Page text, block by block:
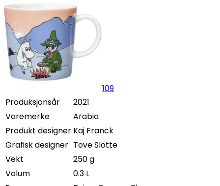
109
Produksjonsår
2021
Varemerke
Arabia
Produkt designer Kaj Franck
Grafisk designer Tove Slotte
Vekt
250 g
Volum
0.3 L